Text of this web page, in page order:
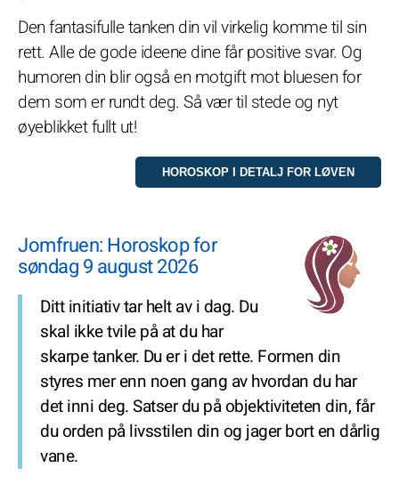
Den fantasifulle tanken din vil virkelig komme til sin
rett. Alle de gode ideene dine får positive svar. Og
humoren din blir også en motgift mot bluesen for
dem som er rundt deg. Så vær til stede og nyt
øyeblikket fullt ut!
Jomfruen: Horoskop for
søndag 9 august 2026
Ditt initiativ tar helt av i dag. Du
skal ikke tvile på at du har
skarpe tanker. Du er i det rette. Formen din
styres mer enn noen gang av hvordan du har
det inni deg. Satser du på objektiviteten din, får
du orden på livsstilen din og jager bort en dårlig
vane.